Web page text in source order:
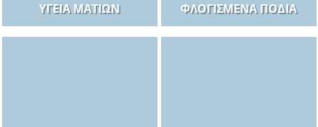
ΥΓΕΊΑ ΜΑΤΙΏΝ ΦΛΟΓΙΣΜΈΝΑ ΠΌΔΙΑ